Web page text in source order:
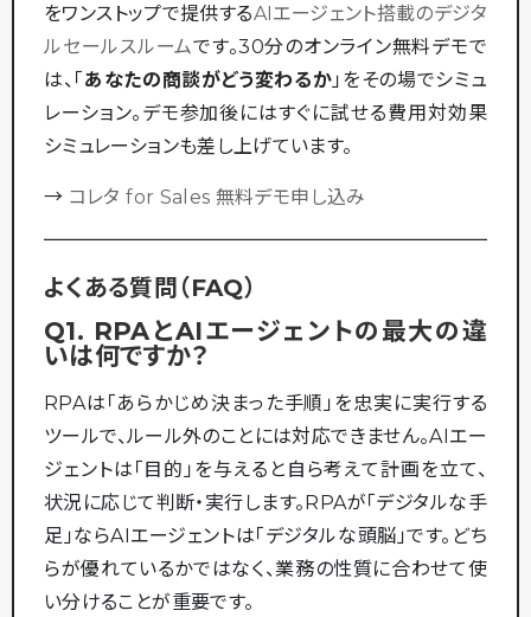
をワンストップで提供するAIエージェント搭載のデジタ
ルセールスルームです。30分のオンライン無料デモで
は、「あなたの商談がどう変わるか 」をその場でシミュ
レーション。デモ参加後にはすぐに試せる費用対効果
シミュレーションも差し上げています。
→ コレタ for Sales 無料デモ申し込み
よくある質問（FAQ）
Q1. RPAとAIエージェントの最大の違
いは何ですか？
RPAは「あらかじめ決まった手順」を忠実に実行する
ツールで、ルール外のことには対応できません。AIエー
ジェントは「目的」を与えると自ら考えて計画を立て、
状況に応じて判断・実行します。RPAが「デジタルな手
足」ならAIエージェントは「デジタルな頭脳」です。どち
らが優れているかではなく、業務の性質に合わせて使
い分けることが重要です。